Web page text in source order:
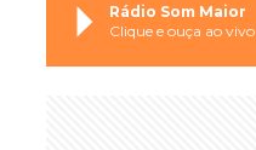
Rádio Som Maior
Clique e ouça ao vivo